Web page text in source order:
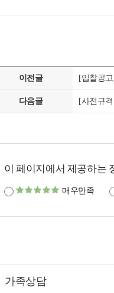
이전글 [입찰공
다음글 [사전규
이 페이지에서 제공하는
매우만족
가족상담